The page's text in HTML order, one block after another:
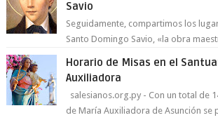
Savio
Seguidamente, compartimos los
Santo Domingo Savio, «la obra
Horario de Misas en el
Auxiliadora
salesianos.org.py - Con un total de
de María Auxiliadora de Asunción se